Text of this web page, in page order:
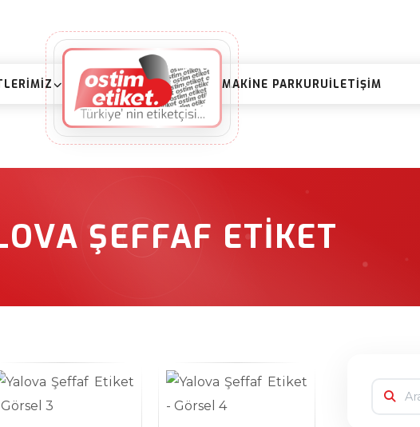
MAKINE PARKURUİLETIŞIM
ŞEFFAF ETIKET